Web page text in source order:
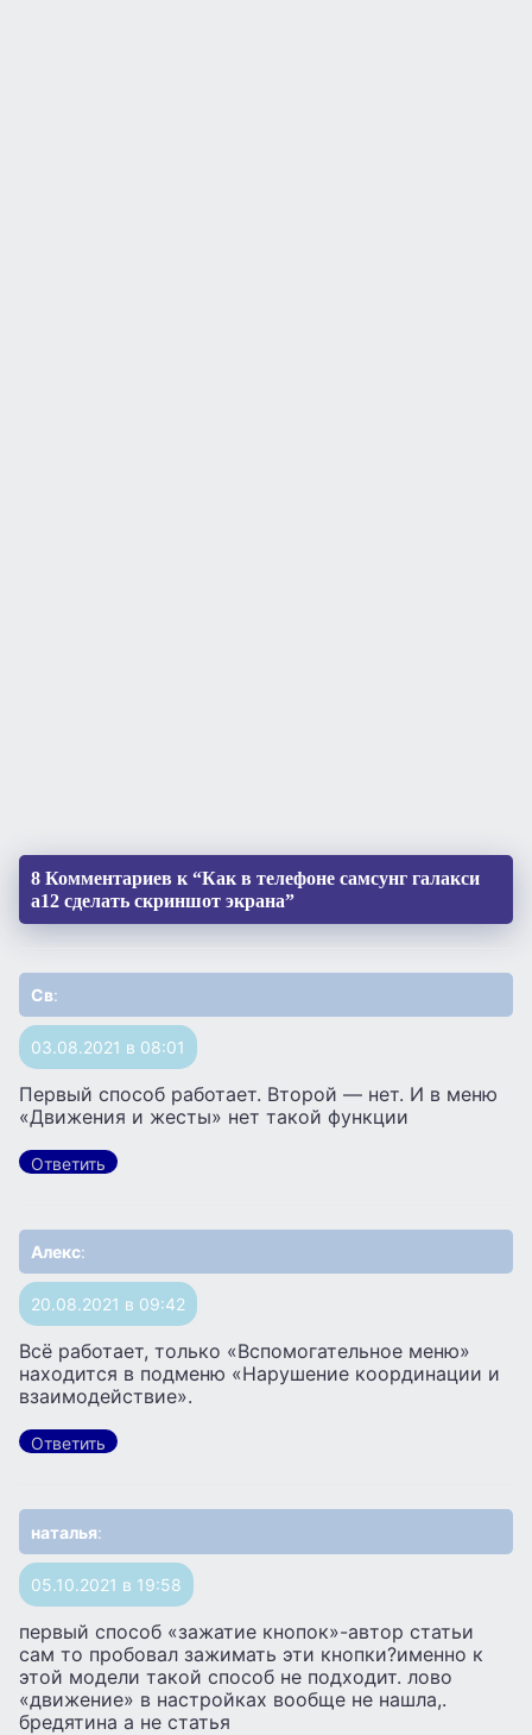
8 Комментариев к “Как в телефоне самсунг галакси
а12 сделать скриншот экрана”
Св:
03.08.2021 в 08:01
Первый способ работает. Второй — нет. И в меню
«Движения и жесты» нет такой функции
Ответить
Алекс:
20.08.2021 в 09:42
Всё работает, только «Вспомогательное меню»
находится в подменю «Нарушение координации и
взаимодействие».
Ответить
наталья:
05.10.2021 в 19:58
первый способ «зажатие кнопок»-автор статьи
сам то пробовал зажимать эти кнопки?именно к
этой модели такой способ не подходит. лово
«движение» в настройках вообще не нашла,.
бредятина а не статья